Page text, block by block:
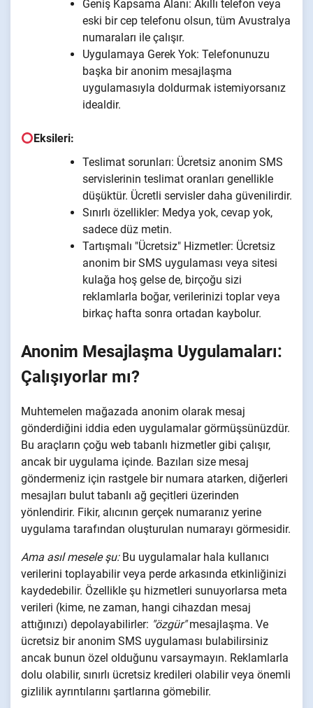
Geniş Kapsama Alanı: Akıllı telefon veya
eski bir cep telefonu olsun, tüm Avustralya
numaraları ile çalışır.
Uygulamaya Gerek Yok: Telefonunuzu
başka bir anonim mesajlaşma
uygulamasıyla doldurmak istemiyorsanız
idealdir.
Eksileri:
Teslimat sorunları: Ücretsiz anonim SMS
servislerinin teslimat oranları genellikle
düşüktür. Ücretli servisler daha güvenilirdir.
Sınırlı özellikler: Medya yok, cevap yok,
sadece düz metin.
Tartışmalı "Ücretsiz" Hizmetler: Ücretsiz
anonim bir SMS uygulaması veya sitesi
kulağa hoş gelse de, birçoğu sizi
reklamlarla boğar, verilerinizi toplar veya
birkaç hafta sonra ortadan kaybolur.
Anonim Mesajlaşma Uygulamaları:
Çalışıyorlar mı?
Muhtemelen mağazada anonim olarak mesaj
gönderdiğini iddia eden uygulamalar görmüşsünüzdür.
Bu araçların çoğu web tabanlı hizmetler gibi çalışır,
ancak bir uygulama içinde. Bazıları size mesaj
göndermeniz için rastgele bir numara atarken, diğerleri
mesajları bulut tabanlı ağ geçitleri üzerinden
yönlendirir. Fikir, alıcının gerçek numaranız yerine
uygulama tarafından oluşturulan numarayı görmesidir.
Ama asıl mesele şu: Bu uygulamalar hala kullanıcı
verilerini toplayabilir veya perde arkasında etkinliğinizi
kaydedebilir. Özellikle şu hizmetleri sunuyorlarsa meta
verileri (kime, ne zaman, hangi cihazdan mesaj
attığınızı) depolayabilirler: "özgür"mesajlaşma. Ve
ücretsiz bir anonim SMS uygulaması bulabilirsiniz
ancak bunun özel olduğunu varsaymayın. Reklamlarla
dolu olabilir, sınırlı ücretsiz kredileri olabilir veya önemli
gizlilik ayrıntılarını şartlarına gömebilir.